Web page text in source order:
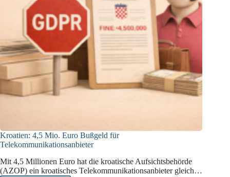
Kroatien: 4,5 Mio. Euro Bußgeld für
Telekommunikationsanbieter
Mit 4,5 Millionen Euro hat die kroatische Aufsichtsbehörde
(AZOP) ein kroatisches Telekommunikationsanbieter gleich…